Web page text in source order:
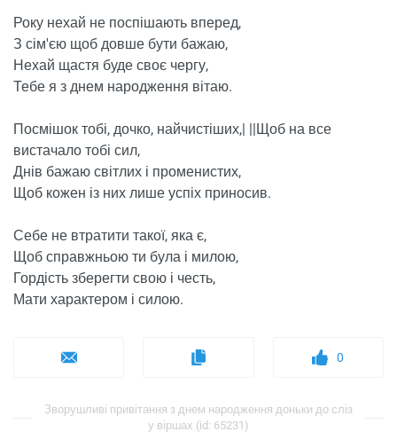
Року нехай не поспішають вперед,
З сім'єю щоб довше бути бажаю,
Нехай щастя буде своє чергу,
Тебе я з днем ​​народження вітаю.
Посмішок тобі, дочко, найчистіших,| ||Щоб на все
вистачало тобі сил,
Днів бажаю світлих і променистих,
Щоб кожен із них лише успіх приносив.
Себе не втратити такої, яка є,
Щоб справжньою ти була і милою,
Гордість зберегти свою і честь,
Мати характером і силою.
0
Зворушливі привітання з днем ​​народження доньки до сліз
у віршах (id: 65231)